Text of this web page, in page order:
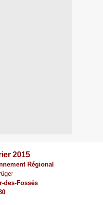
2015
Régional
des-Fossés